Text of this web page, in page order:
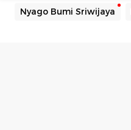
Nyago Bumi Sriwijaya